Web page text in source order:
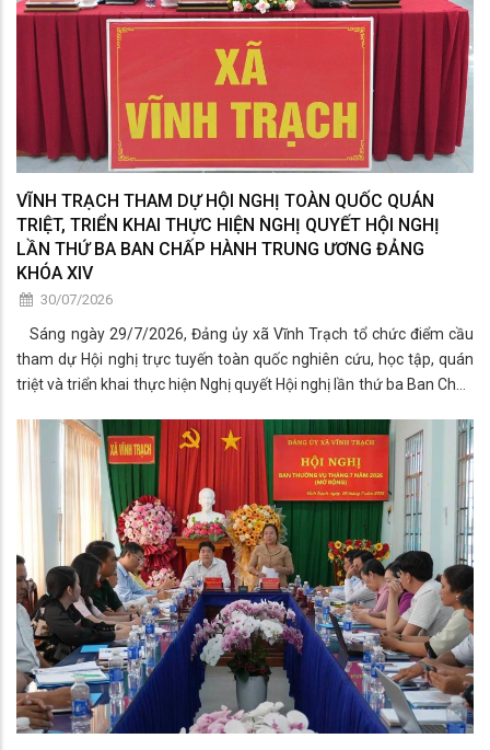
VĨNH TRẠCH THAM DỰ HỘI NGHỊ TOÀN QUỐC QUÁN
TRIỆT, TRIỂN KHAI THỰC HIỆN NGHỊ QUYẾT HỘI NGHỊ
LẦN THỨ BA BAN CHẤP HÀNH TRUNG ƯƠNG ĐẢNG
KHÓA XIV
30/07/2026
Sáng ngày 29/7/2026, Đảng ủy xã Vĩnh Trạch tổ chức điểm cầu
tham dự Hội nghị trực tuyến toàn quốc nghiên cứu, học tập, quán
triệt và triển khai thực hiện Nghị quyết Hội nghị lần thứ ba Ban Chấp